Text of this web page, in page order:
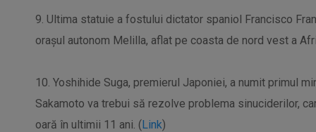
9. Ultima statuie a fostului dictator spaniol Francisco
orașul autonom Melilla, aflat pe coasta de nord vest a
10. Yoshihide Suga, premierul Japoniei, a numit primul
Sakamoto va trebui să rezolve problema sinuciderilor,
oară în ultimii 11 ani. (Link)